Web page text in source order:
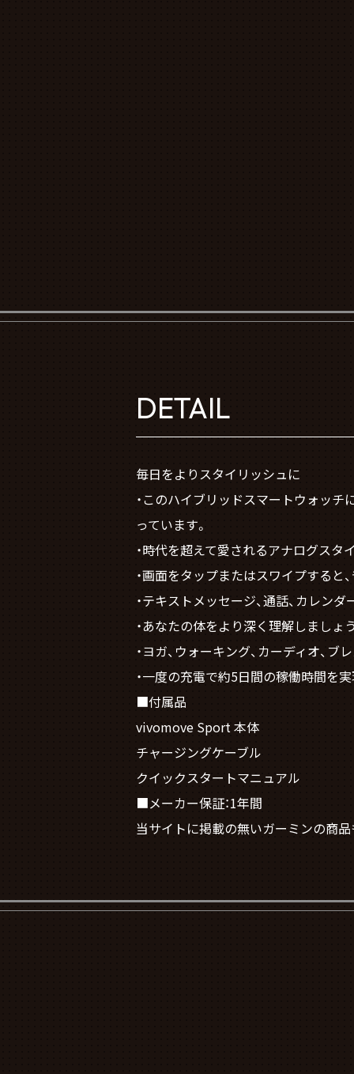
DETAIL
毎日をよりスタイリッシュに
・このハイブリッドスマートウォッ
っています。
・時代を超えて愛されるアナログスタ
・画面をタップまたはスワイプする
・テキストメッセージ、通話、カレン
・あなたの体をより深く理解しましょ
・ヨガ、ウォーキング、カーディオ、
・一度の充電で約5日間の稼働時間を
■付属品
vivomove Sport 本体
チャージングケーブル
クイックスタートマニュアル
■メーカー保証：1年間
当サイトに掲載の無いガーミンの商